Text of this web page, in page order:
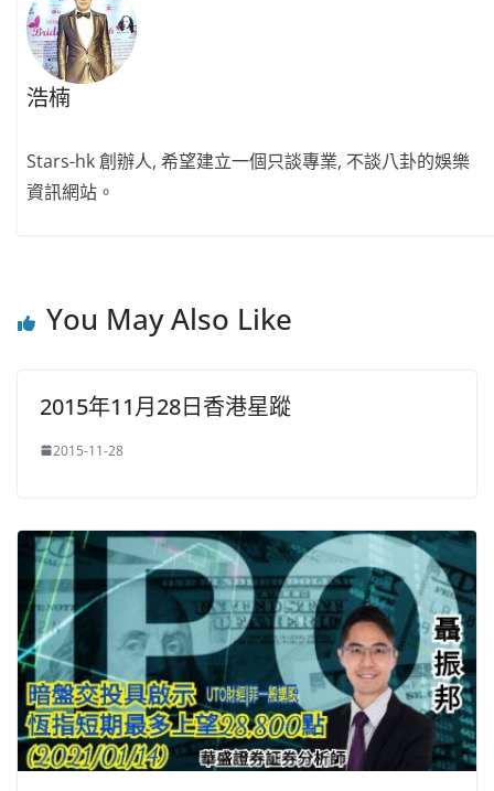
浩楠
Stars-hk 創辦人, 希望建立一個只談專業, 不談八卦的娛樂
資訊網站。
You May Also Like
2015年11月28日香港星蹤
2015-11-28